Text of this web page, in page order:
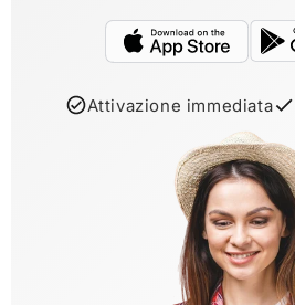
Attivazione immediata